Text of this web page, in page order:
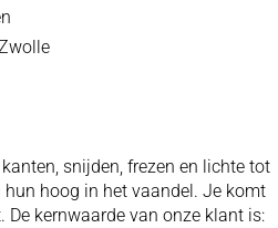
snijden, frezen en lichte tot
hoog in het vaandel. Je komt
kernwaarde van onze klant is: